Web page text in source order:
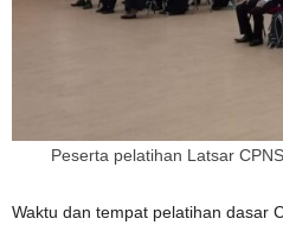
Peserta pelatihan Latsar
Waktu dan tempat pelatihan dasar